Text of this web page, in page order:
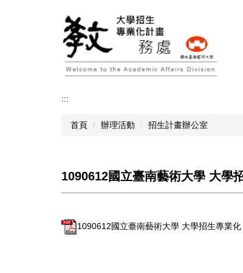
:::
首頁 辦理活動 招生計畫辦公室
1090612國立臺南藝術大學 大學
1090612國立臺南藝術大學 大學招生專業